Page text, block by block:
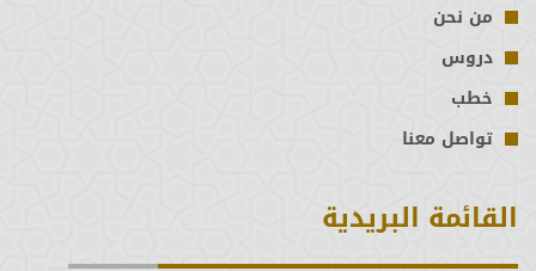
من نحن
دروس
خطب
تواصل معنا
القائمة البريدية